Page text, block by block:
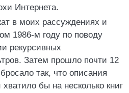
Интернета.
в моих рассуждениях и
1986-м году по поводу
рекурсивных
Затем прошло почти 12
так, что описания
бы на несколько книг